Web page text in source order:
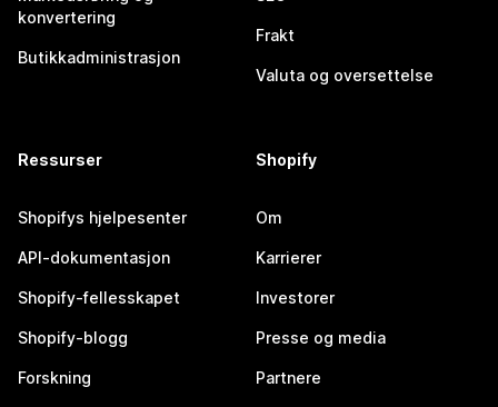
konvertering
Butikkadministrasjon
Frakt
Valuta og oversettelse
Ressurser
Shopifys hjelpesenter
API-dokumentasjon
Shopify-fellesskapet
Shopify-blogg
Forskning
Shopify
Om
Karrierer
Investorer
Presse og media
Partnere